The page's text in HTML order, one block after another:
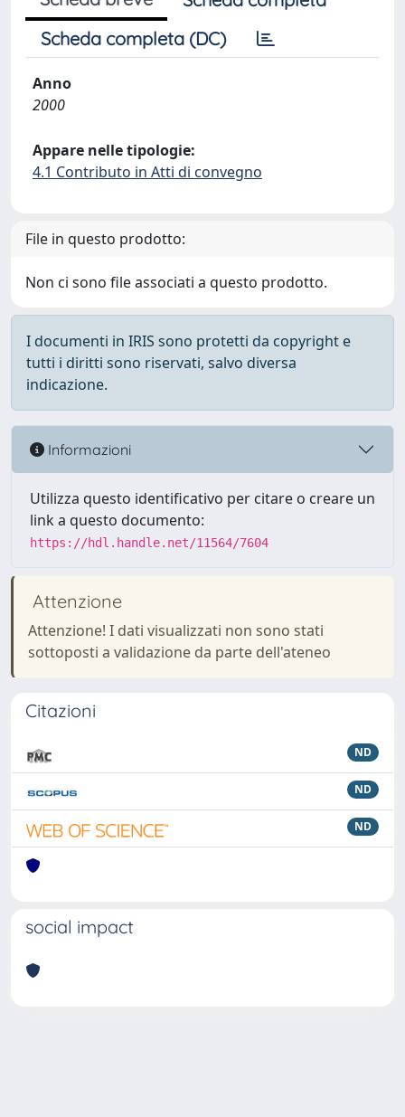
Scheda completa (DC)
Anno
2000
Appare nelle tipologie:
4.1 Contributo in Atti di convegno
File in questo prodotto:
Non ci sono file associati a questo prodotto.
I documenti in IRIS sono protetti da copyright e
tutti i diritti sono riservati, salvo diversa
indicazione.
Informazioni
Utilizza questo identificativo per citare o creare un
link a questo documento:
https://hdl.handle.net/11564/7604
Attenzione
Attenzione! I dati visualizzati non sono stati
sottoposti a validazione da parte dell'ateneo
Citazioni
ND
ND
ND
social impact